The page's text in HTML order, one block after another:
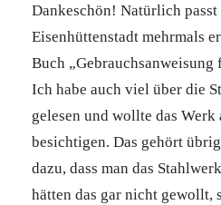
Dankeschön! Natürlich
Eisenhüttenstadt mehrmals
Buch „Gebrauchsanweisung
Ich habe auch viel über die
gelesen und wollte das
besichtigen. Das gehört
dazu, dass man das
hätten das gar nicht gewollt,